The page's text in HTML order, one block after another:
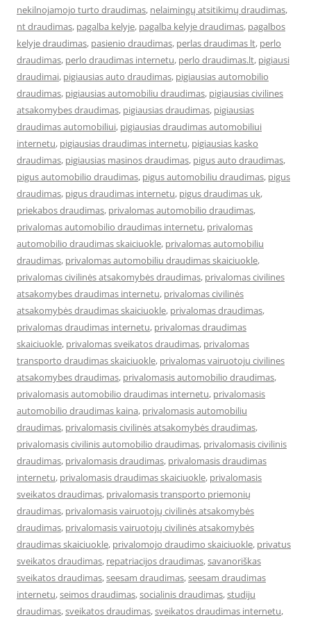
nekilnojamojo turto draudimas, nelaimingų atsitikimų draudimas,
nt draudimas, pagalba kelyje, pagalba kelyje draudimas, pagalbos
kelyje draudimas, pasienio draudimas, perlas draudimas lt, perlo
draudimas, perlo draudimas internetu, perlo draudimas.lt, pigiausi
draudimai, pigiausias auto draudimas, pigiausias automobilio
draudimas, pigiausias automobiliu draudimas, pigiausias civilines
atsakomybes draudimas, pigiausias draudimas, pigiausias
draudimas automobiliui, pigiausias draudimas automobiliui
internetu, pigiausias draudimas internetu, pigiausias kasko
draudimas, pigiausias masinos draudimas, pigus auto draudimas,
pigus automobilio draudimas, pigus automobiliu draudimas, pigus
draudimas, pigus draudimas internetu, pigus draudimas uk,
priekabos draudimas, privalomas automobilio draudimas,
privalomas automobilio draudimas internetu, privalomas
automobilio draudimas skaiciuokle, privalomas automobiliu
draudimas, privalomas automobiliu draudimas skaiciuokle,
privalomas civilinės atsakomybės draudimas, privalomas civilines
atsakomybes draudimas internetu, privalomas civilinės
atsakomybės draudimas skaiciuokle, privalomas draudimas,
privalomas draudimas internetu, privalomas draudimas
skaiciuokle, privalomas sveikatos draudimas, privalomas
transporto draudimas skaiciuokle, privalomas vairuotoju civilines
atsakomybes draudimas, privalomasis automobilio draudimas,
privalomasis automobilio draudimas internetu, privalomasis
automobilio draudimas kaina, privalomasis automobiliu
draudimas, privalomasis civilinės atsakomybės draudimas,
privalomasis civilinis automobilio draudimas, privalomasis civilinis
draudimas, privalomasis draudimas, privalomasis draudimas
internetu, privalomasis draudimas skaiciuokle, privalomasis
sveikatos draudimas, privalomasis transporto priemonių
draudimas, privalomasis vairuotojų civilinės atsakomybės
draudimas, privalomasis vairuotojų civilinės atsakomybės
draudimas skaiciuokle, privalomojo draudimo skaiciuokle, privatus
sveikatos draudimas, repatriacijos draudimas,savanoriškas
sveikatos draudimas,seesam draudimas,seesam draudimas
internetu,seimos draudimas,socialinis draudimas,studiju
draudimas,sveikatos draudimas,sveikatos draudimas internetu,